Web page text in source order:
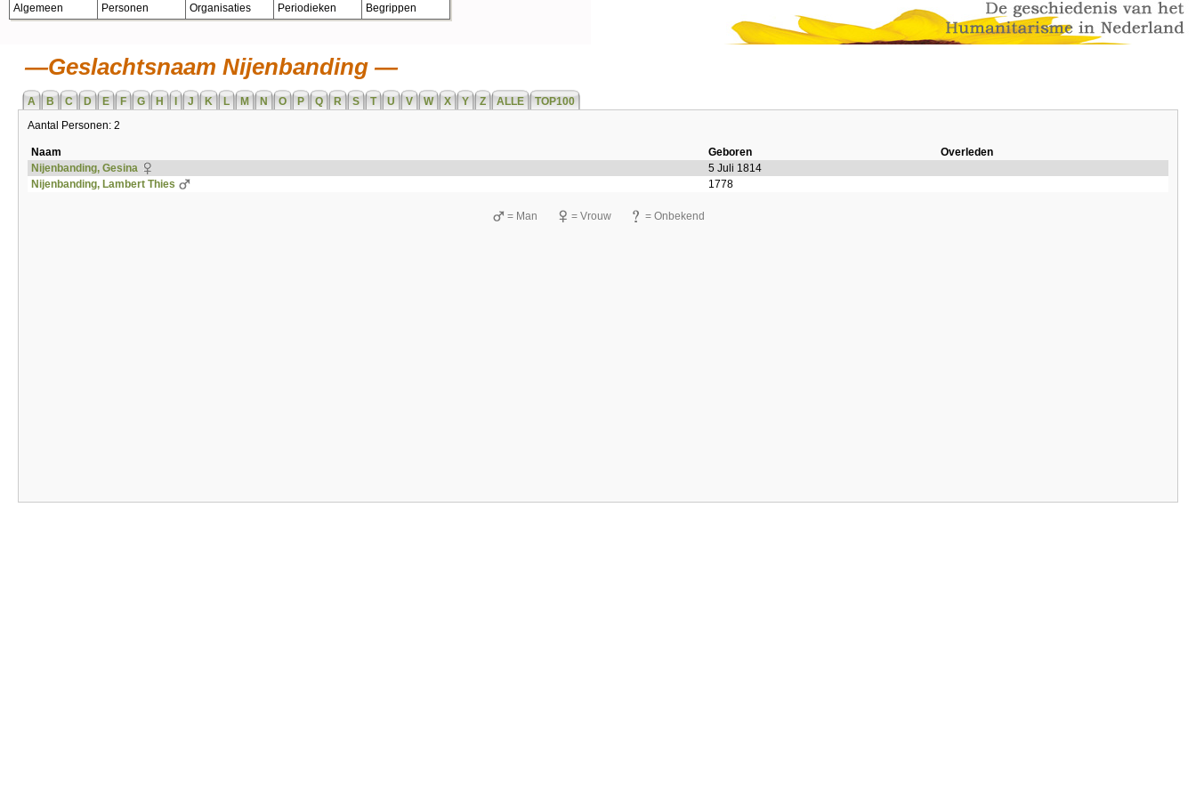
Algemeen Personen Organisaties Periodieken Begrippen
Geslachtsnaam Nijenbanding
A B C D E F G H J K L M N O P Q R S T U V W X Y Z ALLE
TOP100
Aantal Personen: 2
Naam Geboren
Overleden
Nijenbanding, Gesina
5 Juli 1814
Nijenbanding, Lambert Thies
1778
= Man = Vrouw = Onbekend